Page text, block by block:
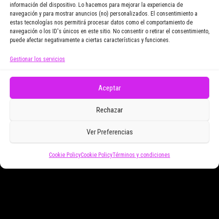
información del dispositivo. Lo hacemos para mejorar la experiencia de
navegación y para mostrar anuncios (no) personalizados. El consentimiento a
estas tecnologías nos permitirá procesar datos como el comportamiento de
navegación o los ID's únicos en este sitio. No consentir o retirar el consentimiento,
puede afectar negativamente a ciertas características y funciones.
Gestionar los servicios
Aceptar
Rechazar
Ver Preferencias
Cookie PolicyCookie PolicyTérminos y condiciones
Email Address
electrónicos promocionales de Zoomdestinos.es
Funciona gracias aWordPress |Tema:Envo Magazine